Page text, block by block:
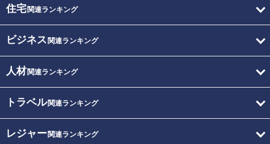
住宅関連ランキング
ビジネス 関連ランキング
人材関連ランキング
トラベル関連ランキング
レジャー関連ランキング